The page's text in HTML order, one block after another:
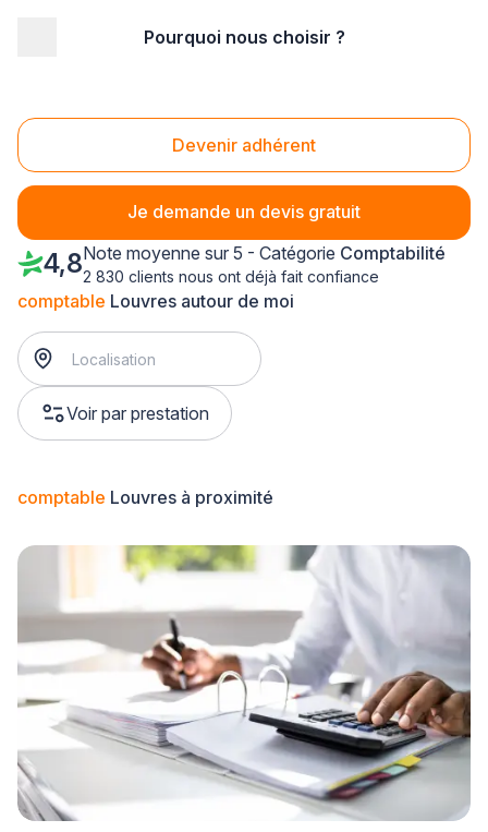
Pourquoi nous choisir ?
Devenir adhérent
Je demande un devis gratuit
Comptable Louvres (95380)
comptable Louvres autour de moi
Voir par prestation
4,8Note moyenne sur 5 - Catégorie Comptabilité
2 830 clients nous ont déjà fait confiance
comptable Louvres à proximité